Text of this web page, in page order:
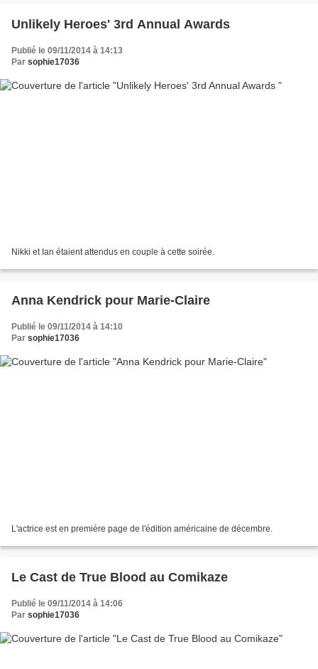
Unlikely Heroes' 3rd Annual Awards
Publié le 09/11/2014 à 14:13
Par sophie17036
Nikki et Ian étaient attendus en couple à cette soirée.
Anna Kendrick pour Marie-Claire
Publié le 09/11/2014 à 14:10
Par sophie17036
L'actrice est en première page de l'édition américaine de décembre.
Le Cast de True Blood au Comikaze
Publié le 09/11/2014 à 14:06
Par sophie17036